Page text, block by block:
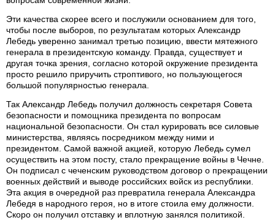
Эти качества скорее всего и послужили основанием для того,
чтобы после выборов, по результатам которых Александр
Лебедь уверенно занимал третью позицию, ввести мятежного
генерала в президентскую команду. Правда, существует и
другая точка зрения, согласно которой окружение президента
просто решило приручить строптивого, но пользующегося
большой популярностью генерала.
Так Александр Лебедь получил должность секретаря Совета
безопасности и помощника президента по вопросам
национальной безопасности. Он стал курировать все силовые
министерства, являясь посредником между ними и
президентом. Самой важной акцией, которую Лебедь сумел
осуществить на этом посту, стало прекращение войны в Чечне.
Он подписал с чеченским руководством договор о прекращении
военных действий и выводе российских войск из республики.
Эта акция в очередной раз превратила генерала Александра
Лебедя в народного героя, но в итоге стоила ему должности.
Скоро он получил отставку и вплотную занялся политикой.